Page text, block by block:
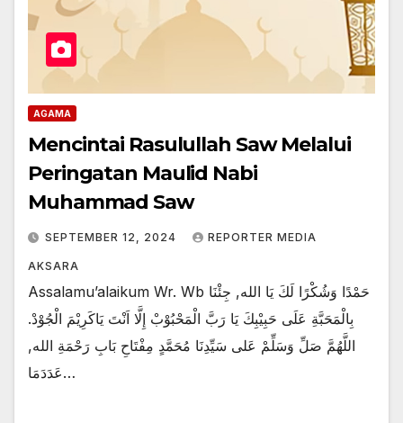
AGAMA
Mencintai Rasulullah Saw Melalui
Peringatan Maulid Nabi
Muhammad Saw
SEPTEMBER 12, 2024 REPORTER MEDIA
AKSARA
Assalamu’alaikum Wr. Wb حَمْدًا وَشُكْرًا لَكَ يَا الله, جِئْنَا
بِالْمَحَبَّةِ عَلَى حَبِيْبِكَ يَا رَبَّ الْمَحْبُوْبْ إِلَّا اَنْتَ يَاكَرِيْمَ الْجُوْدْ.
اللَّهُمَّ صَلِّ وَسَلِّمْ عَلى سَيِّدِنَا مُحَمَّدٍ مِفْتَاحِ بَابِ رَحْمَةِ الله,
عَدَدَمَا…